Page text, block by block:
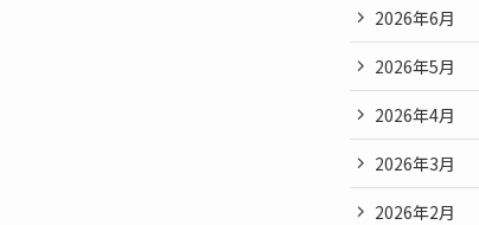
2026年6月
2026年5月
2026年4月
2026年3月
2026年2月